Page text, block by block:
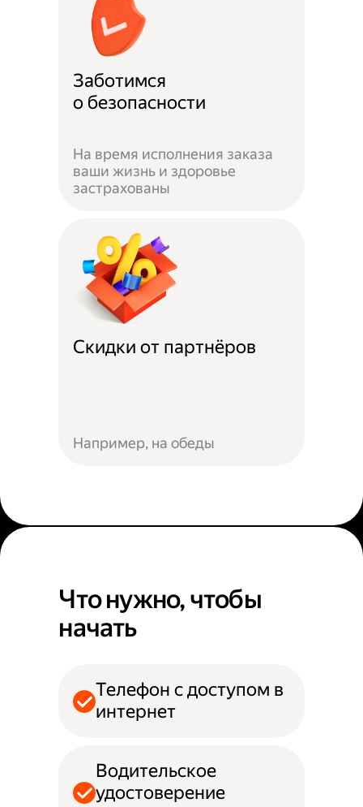
Заботимся
о безопасности
На время исполнения заказа
ваши жизнь и здоровье
застрахованы
Скидки от партнёров
Например, на обеды
Что нужно, чтобы
начать
Телефон с доступом в
интернет
Водительское
удостоверение